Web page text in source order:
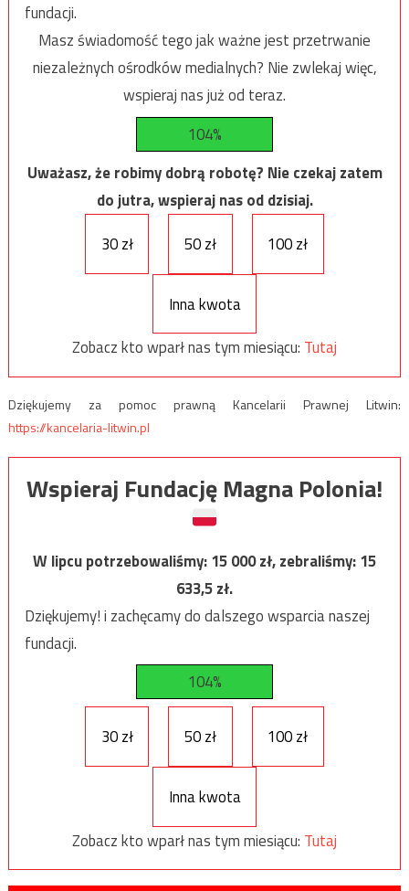
fundacji.
Masz świadomość tego jak ważne jest przetrwanie
niezależnych ośrodków medialnych? Nie zwlekaj więc,
wspieraj nas już od teraz.
104%
Uważasz, że robimy dobrą robotę? Nie czekaj zatem
do jutra, wspieraj nas od dzisiaj.
30 zł
50 zł 100 zł
Inna kwota
Zobacz kto wparł nas tym miesiącu: Tutaj
Dziękujemy za pomoc prawną Kancelarii Prawnej Litwin:
https://kancelaria-litwin.pl
Wspieraj Fundację Magna Polonia!
W lipcu potrzebowaliśmy:15 000zł, zebraliśmy:15
633,5zł.
Dziękujemy! i zachęcamy do dalszego wsparcia naszej
fundacji.
104%
30 zł 50 zł 100 zł
Inna kwota
Zobacz kto wparł nas tym miesiącu: Tutaj